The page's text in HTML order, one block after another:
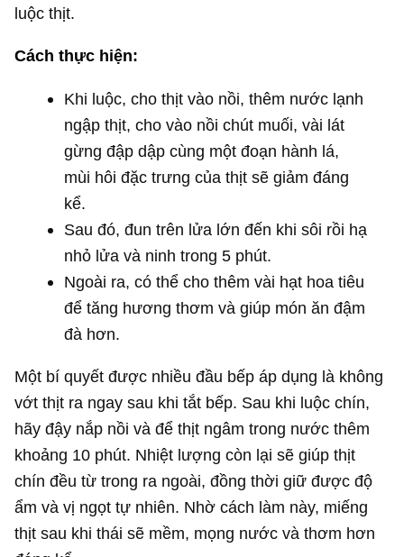
luộc thịt.
Cách thực hiện:
Khi luộc, cho thịt vào nồi, thêm nước lạnh
ngập thịt, cho vào nồi chút muối, vài lát
gừng đập dập cùng một đoạn hành lá,
mùi hôi đặc trưng của thịt sẽ giảm đáng
kể.
Sau đó, đun trên lửa lớn đến khi sôi rồi hạ
nhỏ lửa và ninh trong 5 phút.
Ngoài ra, có thể cho thêm vài hạt hoa tiêu
để tăng hương thơm và giúp món ăn đậm
đà hơn.
Một bí quyết được nhiều đầu bếp áp dụng là không
vớt thịt ra ngay sau khi tắt bếp. Sau khi luộc chín,
hãy đậy nắp nồi và để thịt ngâm trong nước thêm
khoảng 10 phút. Nhiệt lượng còn lại sẽ giúp thịt
chín đều từ trong ra ngoài, đồng thời giữ được độ
ẩm và vị ngọt tự nhiên. Nhờ cách làm này, miếng
thịt sau khi thái sẽ mềm, mọng nước và thơm hơn